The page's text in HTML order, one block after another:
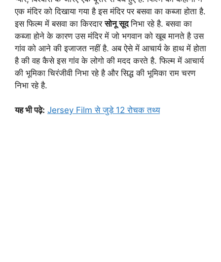
एक मंदिर को दिखाया गया है इस मंदिर पर बसवा का कब्जा होता है.
इस फिल्म में बसवा का किरदारसोनू सूदनिभा रहे है. बसवा का
कब्जा होने के कारण उस मंदिर में जो भगवान को खूब मानते है उस
गांव को आने की इजाजत नहीं है. अब ऐसे में आचार्य के हाथ में होता
है की वह कैसे इस गांव के लोगो की मदद करते है. फिल्म में आचार्य
की भूमिका चिरंजीवी निभा रहे है और सिद्ध की भूमिका राम चरण
निभा रहे है.
यह भी पढ़े: Jersey Film से जुड़े 12 रोचक तथ्य